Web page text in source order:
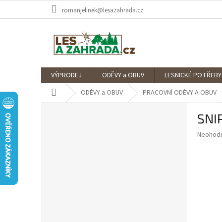
romanjelinek@lesazahrada.cz
VÝPRODEJ ODĚVY a OBUV LESNICKÉ POTŘEBY
Domů ODĚVY a OBUV PRACOVNÍ ODĚVY A OBUV